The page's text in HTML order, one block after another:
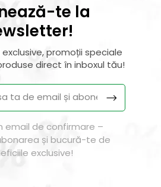
te la
promoții speciale
direct în inboxul tău!
email de confirmare –
și bucură-te de
exclusive!